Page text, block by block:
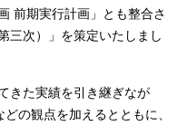
前期実行計画」とも整合さ
三次）」を策定いたしまし
きた実績を引き継ぎなが
の観点を加えるとともに、